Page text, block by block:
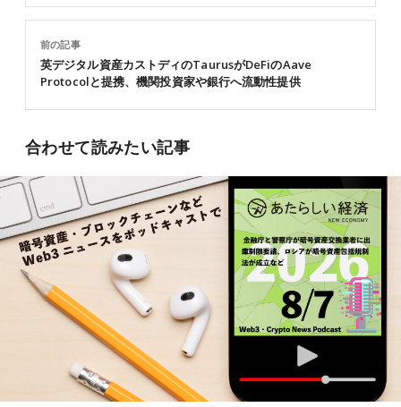
前の記事
英デジタル資産カストディのTaurusがDeFiのAave
Protocolと提携、機関投資家や銀行へ流動性提供
合わせて読みたい記事